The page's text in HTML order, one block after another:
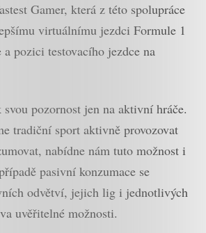
Gamer, která z této spolupráce
virtuálnímu jezdci Formule 1
pozici testovacího jezdce na
pozornost jen na aktivní hráče.
tradiční sport aktivně provozovat
nabídne nám tuto možnost i
pasivní konzumace se
odvětví, jejich lig i jednotlivých
uvěřitelné možnosti.